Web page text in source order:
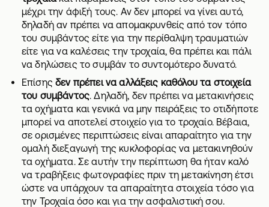
μέχρι την άφιξή τους. Αν δεν μπορεί να γίνει αυτό,
δηλαδή αν πρέπει να απομακρυνθείς από τον τόπο
του συμβάντος είτε για την περίθαλψη τραυματιών
είτε για να καλέσεις την τροχαία, θα πρέπει και πάλι
να δηλώσεις το συμβάν το συντομότερο δυνατό.
Επίσηςδεν πρέπει να αλλάξεις καθόλου τα στοιχεία
του συμβάντος. Δηλαδή, δεν πρέπει να μετακινήσεις
τα οχήματα και γενικά να μην πειράξεις το οτιδήποτε
μπορεί να αποτελεί στοιχείο για το τροχαίο. Βέβαια,
σε ορισμένες περιπτώσεις είναι απαραίτητο για την
ομαλή διεξαγωγή της κυκλοφορίας να μετακινηθούν
τα οχήματα. Σε αυτήν την περίπτωση θα ήταν καλό
να τραβήξεις φωτογραφίες πριν τη μετακίνηση έτσι
ώστε να υπάρχουν τα απαραίτητα στοιχεία τόσο για
την Τροχαία όσο και για την ασφαλιστική σου.